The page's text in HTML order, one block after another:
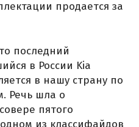
продается за
последний
в России Kia
в нашу страну по
Речь шла о
пятого
из классифайдов